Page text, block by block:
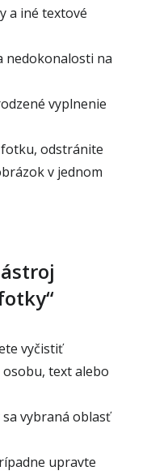
a iné textové
nedokonalosti na
vyplnenie
odstránite
v jednom
vyčistiť
text alebo
vybraná oblasť
upravte